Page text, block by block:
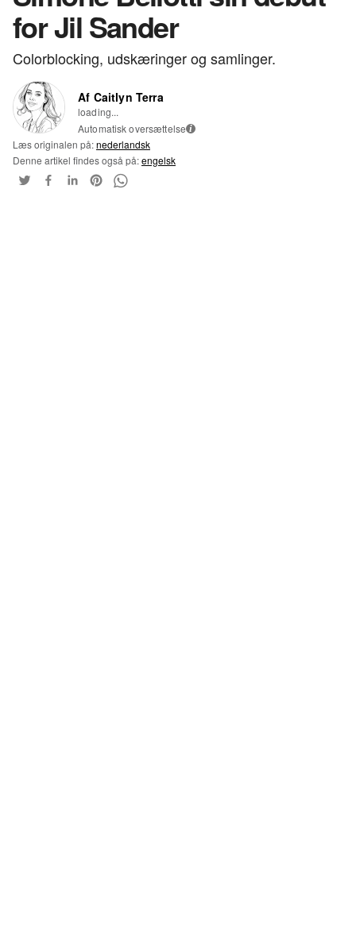
for Jil Sander
Colorblocking, udskæringer og samlinger.
Af Caitlyn Terra
loading...
Automatisk oversættelse i
Læs originalen på:nederlandsk
Denne artikel findes også på:engelsk